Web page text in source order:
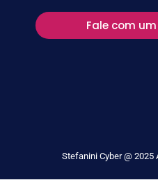
Fale com
Stefanini Cyber @ 2025